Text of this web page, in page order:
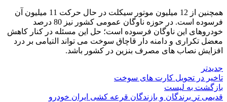
همچنین از 12 میلیون موتور سیکلت در حال حرکت 11 میلیون آن
فرسوده است. در حوزه ناوگان عمومی کشور نیز 80 درصد
خودروهای این ناوگان فرسوده است؛ حل این مسئله در کنار کاهش
معضل تکراری و دامنه دار قاچاق سوخت می تواند التیامی بر درد
افزایش نصاب های مصرف بنزین در کشور باشد.
جدیدتر
تاخیر در تحویل کارت های سوخت
بازگشت به لیست
قدیمی تر برندگان و بازند‌گان قرعه کشی ایران خودرو